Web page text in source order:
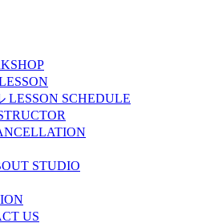
LESSON SCHEDULE
STUDIO
US